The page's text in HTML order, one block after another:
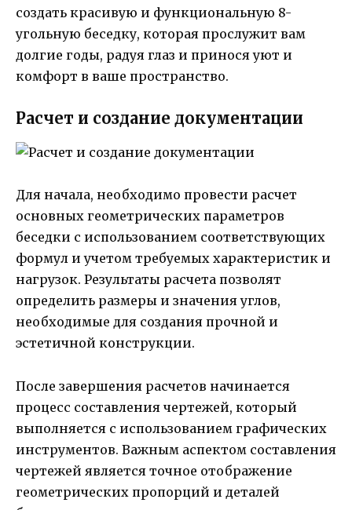
создать красивую и функциональную 8-
угольную беседку, которая прослужит вам
долгие годы, радуя глаз и принося уют и
комфорт в ваше пространство.
Расчет и создание документации
Для начала, необходимо провести расчет
основных геометрических параметров
беседки с использованием соответствующих
формул и учетом требуемых характеристик и
нагрузок. Результаты расчета позволят
определить размеры и значения углов,
необходимые для создания прочной и
эстетичной конструкции.
После завершения расчетов начинается
процесс составления чертежей, который
выполняется с использованием графических
инструментов. Важным аспектом составления
чертежей является точное отображение
геометрических пропорций и деталей